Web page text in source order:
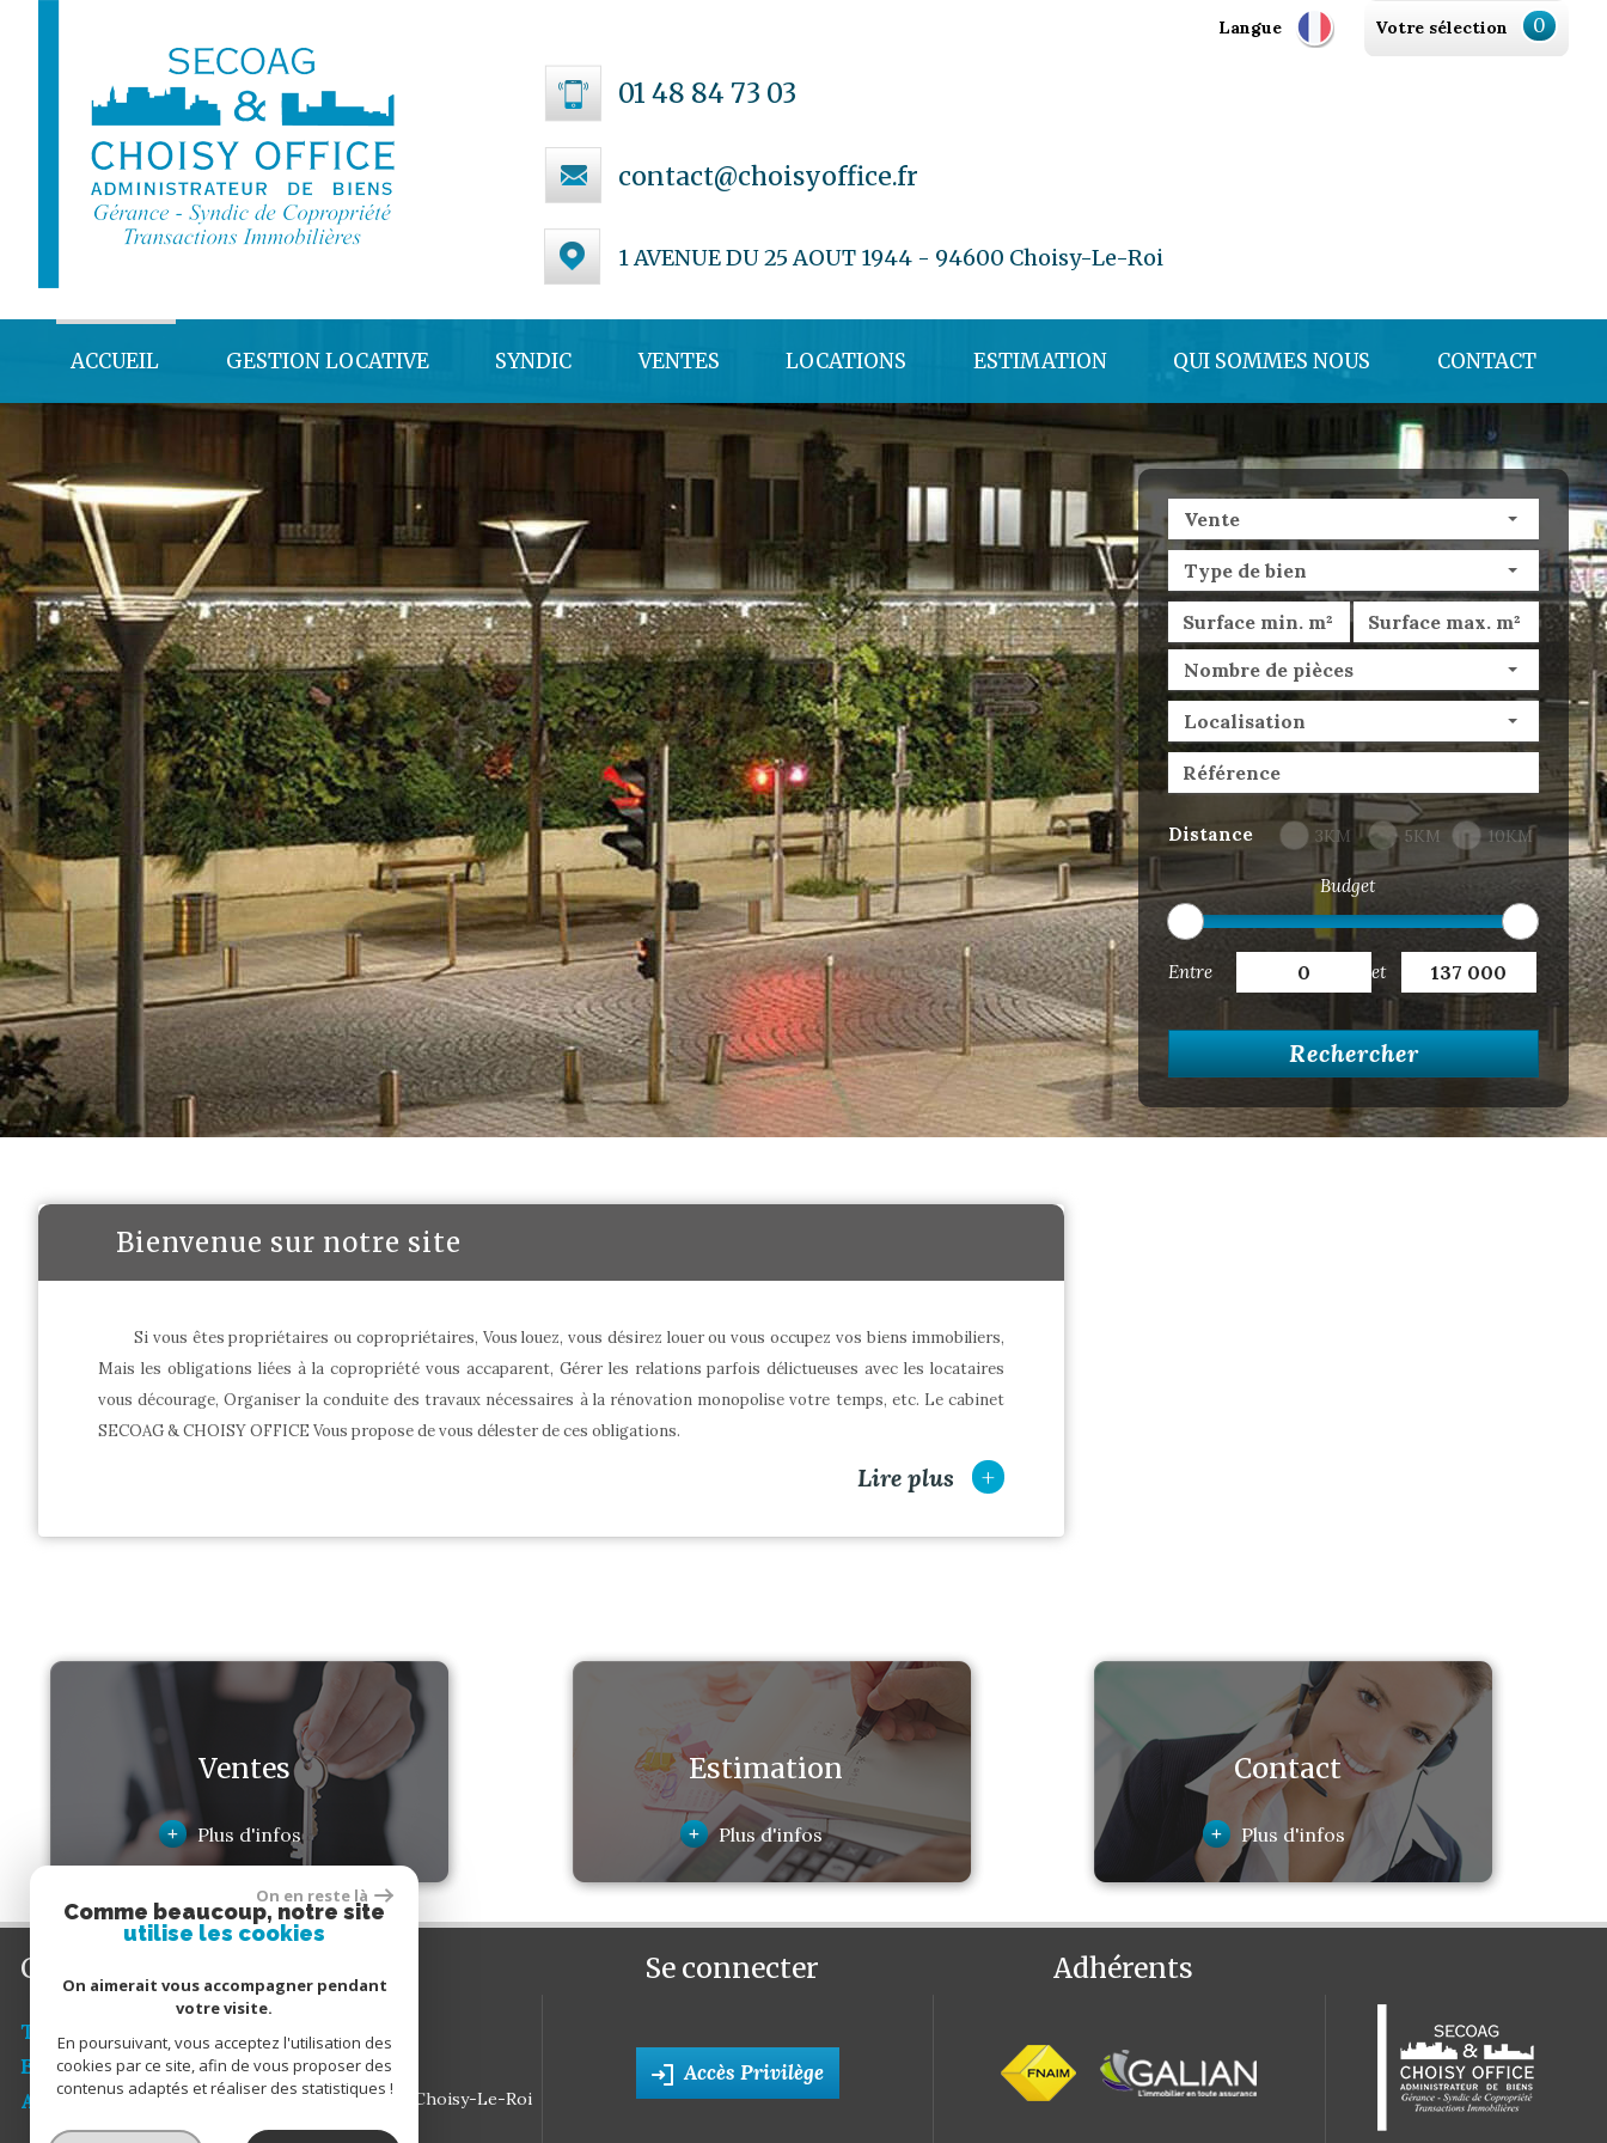
Langue Votre sélection 0
01 48 84 73 03
contact@choisyoffice.fr
1 AVENUE DU 25 AOUT 1944 - 94600 Choisy-Le-Roi
ACCUEIL GESTION LOCATIVE SYNDIC VENTES LOCATIONS ESTIMATION QUI SOMMES NOUS CONTACT
Vente
Type de bien
Nombre de pièces
Localisation
Distance 3KM 5KM 10KM
Budget
Entre et
Rechercher
Bienvenue sur notre site
Si vous êtes propriétaires ou copropriétaires, Vous louez, vous désirez louer ou vous occupez vos biens immobiliers,
Mais les obligations liées à la copropriété vous accaparent, Gérer les relations parfois délictueuses avec les locataires
vous décourage, Organiser la conduite des travaux nécessaires à la rénovation monopolise votre temps, etc. Le cabinet
SECOAG & CHOISY OFFICE Vous propose de vous délester de ces obligations.
Lire plus +
Ventes
+ Plus d'infos
Estimation
+ Plus d'infos
Contact
+ Plus d'infos
Contactez-nous
Tél :
E-mail : contact@choisyoffice.fr
Adresse : 1 AVENUE DU 25 AOUT 1944 94600 Choisy-Le-Roi
Se connecter
Accès Privilège
Adhérents
On en reste là
Comme beaucoup, notre site
utilise les cookies
On aimerait vous accompagner pendant
votre visite.
En poursuivant, vous acceptez l'utilisation des
cookies par ce site, afin de vous proposer des
contenus adaptés et réaliser des statistiques !